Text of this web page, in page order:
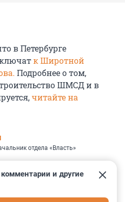
в Петербурге
к Широтной
Подробнее о том,
ШМСД и в
читайте на
отдела «Власть»
и другие